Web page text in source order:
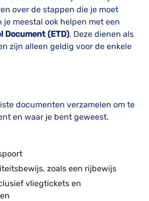
over de stappen die je moet
je meestal ook helpen met een
Document (ETD). Deze dienen als
zijn alleen geldig voor de enkele
documenten verzamelen om te
en waar je bent geweest.
zoals een rijbewijs
vliegtickets en